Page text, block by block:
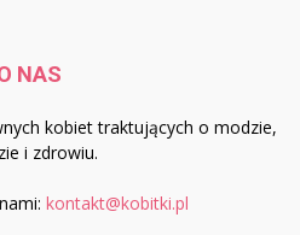
NAS
kobiet traktujących o modzie,
i zdrowiu.
kontakt@kobitki.pl